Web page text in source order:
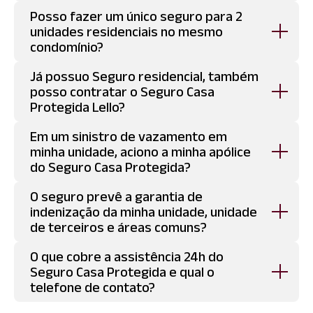
vigência
Sim, o reajuste é aplicado aos seguros
com vigência de 12 meses ou mais,
referenciado pelo índice Nacional de
Preços ao Consumidor Amplo (IPCA).
Posso fazer um único seguro para 2
unidades residenciais no mesmo
condomínio?
Não, caso você possua mais de uma
unidade no condomínio, deverá ser feito
um seguro para cada unidade.
Já possuo Seguro residencial, também
posso contratar o Seguro Casa
Protegida Lello?
Sim, o Seguro Casa Protegida tem a
cobertura de RUPTURA DE
ENCANAMENTOS que é exclusiva e não tem
essa cobertura em sua apólice residencial.
Em um sinistro de vazamento em
minha unidade, aciono a minha apólice
do Seguro Casa Protegida?
Quando o causador do vazamento for a
sua unidade será acionado o sinistro pela
sua apólice, caso o causador seja a
unidade do vizinho iremos acionar a
apólice da unidade causadora do
vazamento.
O seguro prevê a garantia de
indenização da minha unidade, unidade
de terceiros e áreas comuns?
Sim , em caso de Ruptura de Encanamento
será indenizada a unidade optante
causadora, a unidade de terceiros e áreas
O que cobre a assistência 24h do
Seguro Casa Protegida e qual o
telefone de contato?